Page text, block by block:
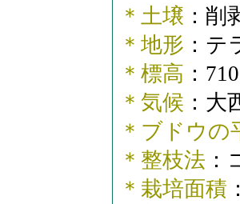
＊土壌 ：
＊地形 ：
＊標高 ：
＊気候 ：
＊ブドウの
＊整枝法
＊栽培面積